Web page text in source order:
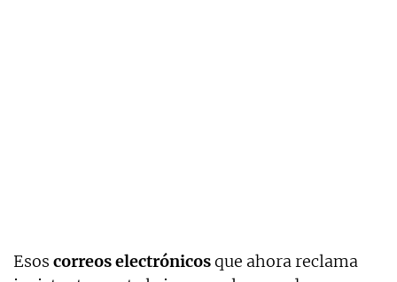
Esos correos electrónicosque ahora reclama